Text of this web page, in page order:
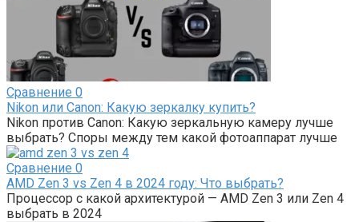
Сравнение 0
Nikon или Canon: Какую зеркалку купить?
Nikon против Canon: Какую зеркальную камеру лучше
выбрать? Споры между тем какой фотоаппарат лучше
Сравнение 0
AMD Zen 3 vs Zen 4 в 2024 году: Что выбрать?
Процессор с какой архитектурой — AMD Zen 3 или Zen 4
выбрать в 2024